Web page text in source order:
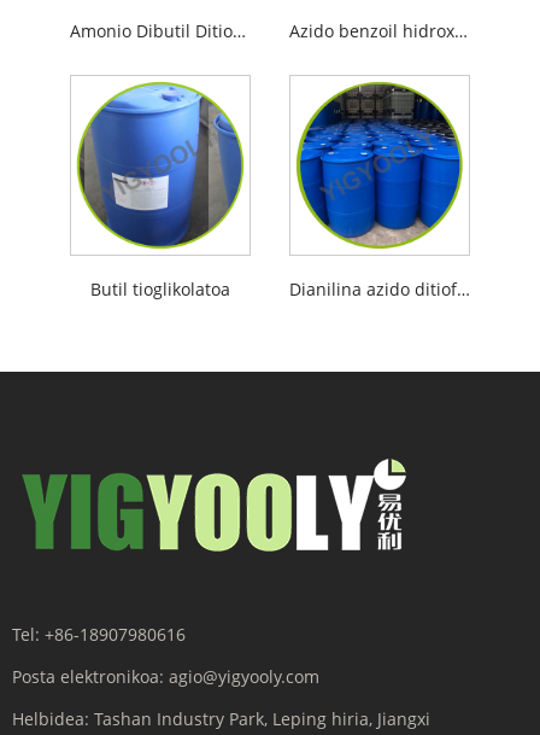
Amonio Dibutil Ditiofosfatoa Azido benzoil hidroximikoa
Butil tioglikolatoa Dianilina azido ditiofosforikoa
Tel: +86-18907980616
Posta elektronikoa: agio@yigyooly.com
Helbidea: Tashan Industry Park, Leping hiria, Jiangxi